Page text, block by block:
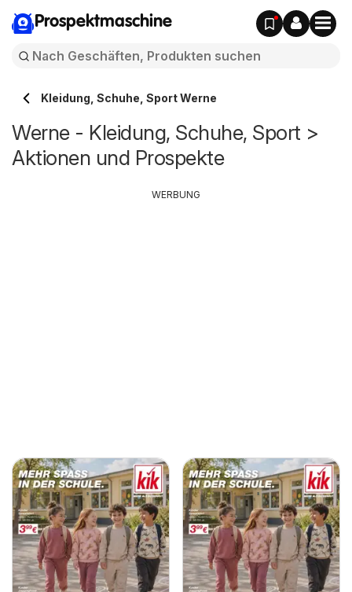
Prospektmaschine
Kleidung, Schuhe, Sport Werne
Werne - Kleidung, Schuhe, Sport >
Aktionen und Prospekte
WERBUNG